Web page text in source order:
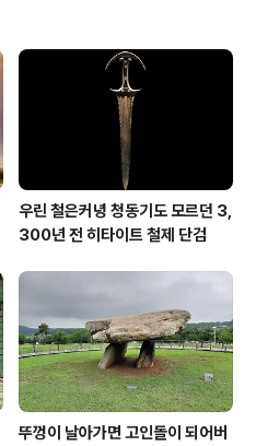
우린 철은커녕 청동기도 모르던 3,
300년 전 히타이트 철제 단검
뚜껑이 날아가면 고인돌이 되어버